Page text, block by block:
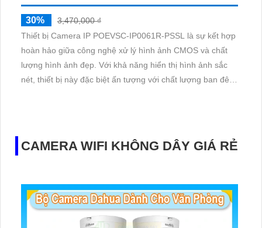
30%
3,470,000 ₫
Thiết bị Camera IP POEVSC-IP0061R-PSSL là sự kết hợp
hoàn hảo giữa công nghệ xử lý hình ảnh CMOS và chất
lượng hình ảnh đẹp. Với khả năng hiển thị hình ảnh sắc
nét, thiết bị này đặc biệt ấn tượng với chất lượng ban đêm
CAMERA WIFI KHÔNG DÂY GIÁ RẺ